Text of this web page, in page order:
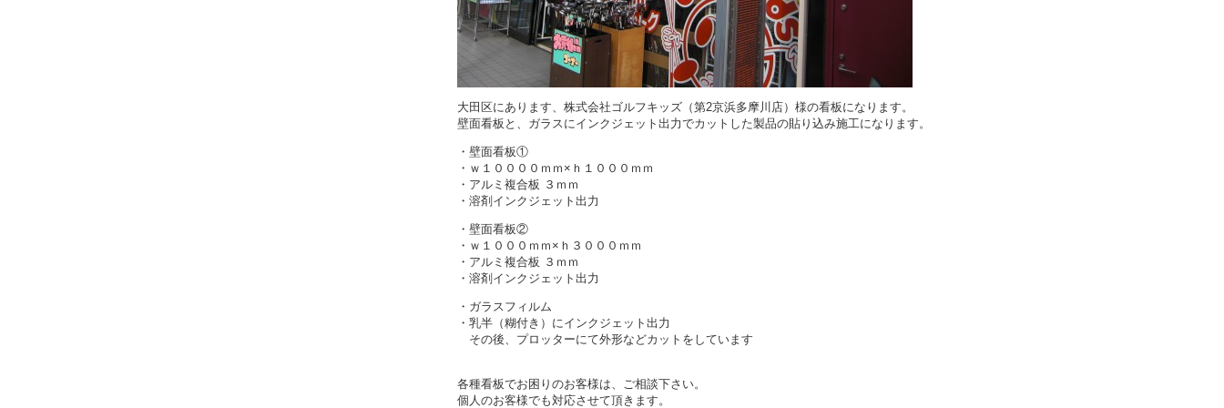
大田区にあります、株式会社ゴルフキッズ（第2京浜多摩川店）様の看板になります。
壁面看板と、ガラスにインクジェット出力でカットした製品の貼り込み施工になります。
・壁面看板①
・ｗ１００００ｍｍ×ｈ１０００ｍｍ
・アルミ複合板 ３ｍｍ
・溶剤インクジェット出力
・壁面看板②
・ｗ１０００ｍｍ×ｈ３０００ｍｍ
・アルミ複合板 ３ｍｍ
・溶剤インクジェット出力
・ガラスフィルム
・乳半（糊付き）にインクジェット出力
その後、プロッターにて外形などカットをしています
各種看板でお困りのお客様は、ご相談下さい。
個人のお客様でも対応させて頂きます。